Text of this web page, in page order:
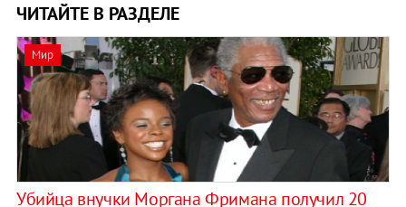
ЧИТАЙТЕ В РАЗДЕЛЕ
Мир
Убийца внучки Моргана Фримана получил 20